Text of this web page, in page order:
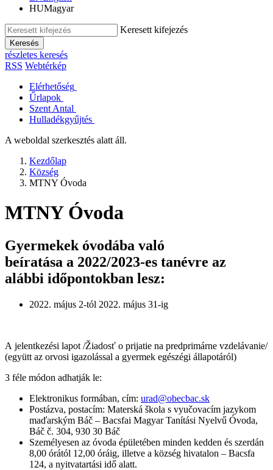
HUMagyar
Keresett kifejezés
Keresés
részletes keresés
RSS Webtérkép
Elérhetőség
Űrlapok
Szent Antal
Hulladékgyűjtés
A weboldal szerkesztés alatt áll.
Kezdőlap
Község
MTNY Óvoda
MTNY Óvoda
Gyermekek óvodába való
beíratása a 2022/2023-es tanévre az
alábbi időpontokban lesz:
2022. május 2-tól 2022. május 31-ig
A jelentkezési lapot /Žiadosť o prijatie na predprimárne vzdelávanie/
(együtt az orvosi igazolással a gyermek egészégi állapotáról)
3 féle módon adhatják le:
Elektronikus formában, cím: urad@obecbac.sk
Postázva, postacím: Materská škola s vyučovacím jazykom
maďarským Báč – Bacsfai Magyar Tanítási Nyelvű Óvoda,
Báč č. 304, 930 30 Báč
Személyesen az óvoda épületében minden kedden és szerdán
8,00 órától 12,00 óráig, illetve a község hivatalon – Bacsfa
124, a nyitvatartási idő alatt.